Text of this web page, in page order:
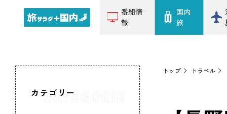
番組情
報
国内
旅
カテゴリー
トップ トラベル